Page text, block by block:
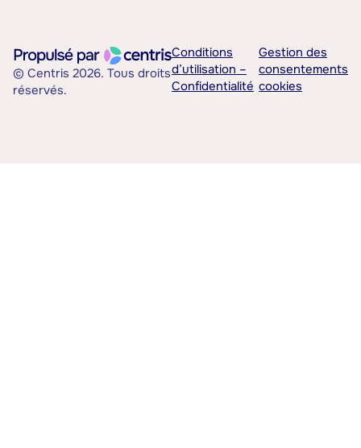
© Centris 2026. Tous droits
réservés.
Conditions
d’utilisation –
Confidentialité
Gestion des
consentements
cookies